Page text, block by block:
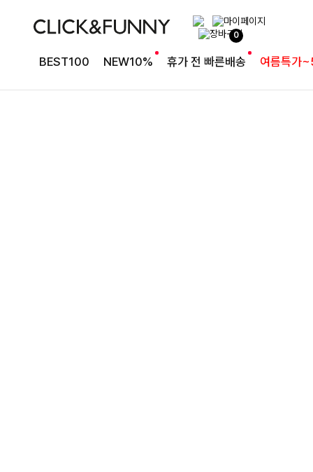
0
BEST100 NEW10% 휴가 전 빠른배송 여름특가
완성도 높은 원피스SET
특스트라이프 링클원피스+스트링자켓SET